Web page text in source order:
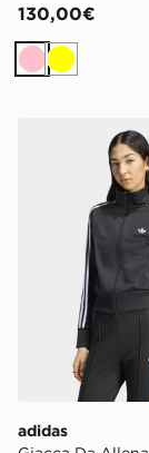
130,00€
RosaGiallo
adidas
adidas